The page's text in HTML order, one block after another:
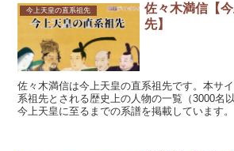
今上天皇の直系祖先
佐々木満信【
先】
佐々木満信は今上天皇の直系祖先です。本サ
系祖先とされる歴史上の人物の一覧（3000名
今上天皇に至るまでの系譜を掲載しています。